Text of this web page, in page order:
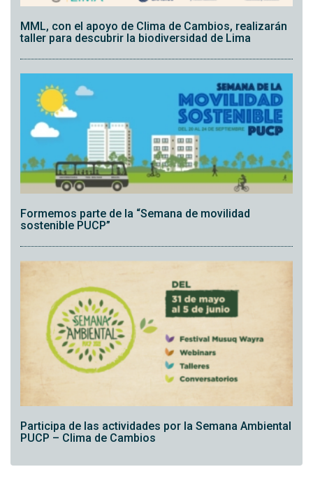
MML, con el apoyo de Clima de Cambios, realizarán
taller para descubrir la biodiversidad de Lima
Formemos parte de la “Semana de movilidad
sostenible PUCP”
Participa de las actividades por la Semana Ambiental
PUCP – Clima de Cambios